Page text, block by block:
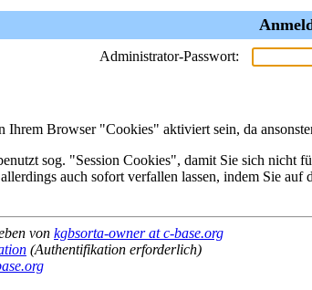
Administrator-Passwort:
Ihrem Browser "Cookies" aktiviert sein, da
sog. "Session Cookies", damit Sie sich nicht
auch sofort verfallen lassen, indem Sie auf
von kgbsorta-owner at c-base.org
(Authentifikation erforderlich)